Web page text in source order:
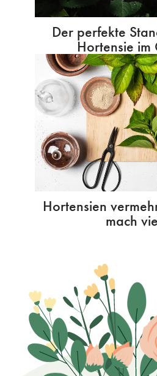
Der perfekte
Hortensie im
Hortensien
mach